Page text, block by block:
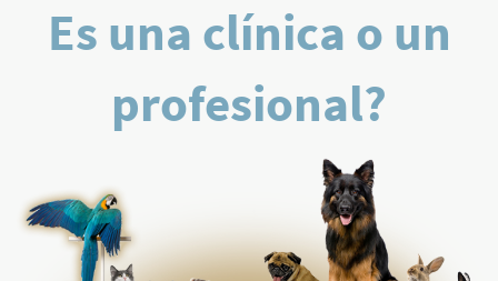
Es una clínica o un
profesional?